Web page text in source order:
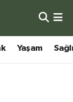
Yaşam